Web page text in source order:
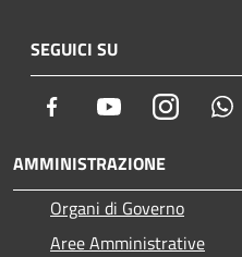
SEGUICI SU
Facebook YoutubeInstagram
AMMINISTRAZIONE
Organi di Governo
Aree Amministrative